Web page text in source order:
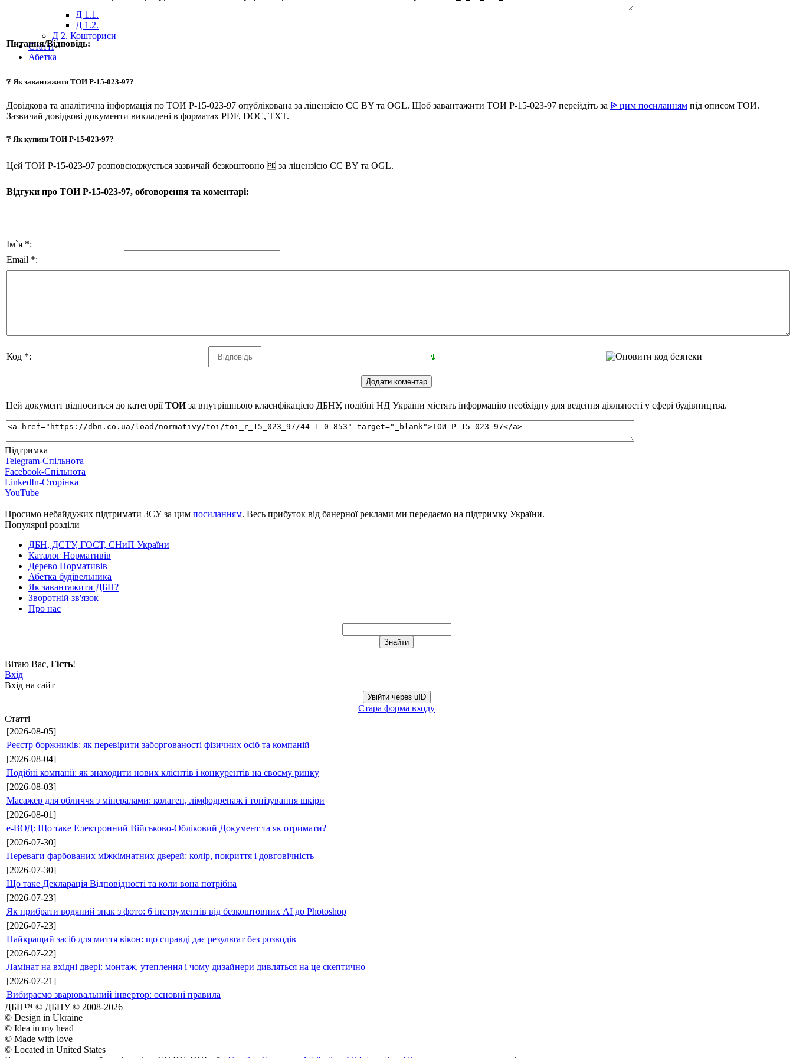
Д 1. Нормування
Д 1.1.
Д 1.2.
Д 2. Кошториси
Статті
Абетка
Питання/Відповідь:
❔ Як завантажити ТОИ Р-15-023-97?
Довідкова та аналітична інформація по ТОИ Р-15-023-97 опублікована за ліцензією CC BY та OGL. Щоб завантажити ТОИ Р-15-023-97 перейдіть за ᐉ цим посиланням під описом ТОИ.
Зазвичай довідкові документи викладені в форматах PDF, DOC, TXT.
❔ Як купити ТОИ Р-15-023-97?
Цей ТОИ Р-15-023-97 розповсюджується зазвичай безкоштовно 🆓 за ліцензією CC BY та OGL.
Відгуки про ТОИ Р-15-023-97, обговорення та коментарі:
Ім`я *:
Email *:
Код *:
Цей документ відноситься до категоріїТОИза внутрішньою класифікацією ДБНУ, подібні НД України містять інформацію необхідну для ведення діяльності у сфері будівництва.
Підтримка
Telegram-Спільнота
Facebook-Спільнота
LinkedIn-Сторінка
YouTube
Просимо небайдужих підтримати ЗСУ за цим посиланням. Весь прибуток від банерної реклами ми передаємо на підтримку України.
Популярні розділи
ДБН, ДСТУ, ГОСТ, СНиП України
Каталог Нормативів
Дерево Нормативів
Абетка будівельника
Як завантажити ДБН?
Зворотній зв'язок
Про нас
Вітаю Вас, Гість!
Вхід
Вхід на сайт
Увійти через uID
Стара форма входу
Статті
[2026-08-05]
Реєстр боржників: як перевірити заборгованості фізичних осіб та компаній
[2026-08-04]
Подібні компанії: як знаходити нових клієнтів і конкурентів на своєму ринку
[2026-08-03]
Масажер для обличчя з мінералами: колаген, лімфодренаж і тонізування шкіри
[2026-08-01]
е-ВОД: Що таке Електронний Військово-Обліковий Документ та як отримати?
[2026-07-30]
Переваги фарбованих міжкімнатних дверей: колір, покриття і довговічність
[2026-07-30]
Що таке Декларація Відповідності та коли вона потрібна
[2026-07-23]
Як прибрати водяний знак з фото: 6 інструментів від безкоштовних AI до Photoshop
[2026-07-23]
Найкращий засіб для миття вікон: що справді дає результат без розводів
[2026-07-22]
Ламінат на вхідні двері: монтаж, утеплення і чому дизайнери дивляться на це скептично
[2026-07-21]
Вибираємо зварювальний інвертор: основні правила
ДБН™ © ДБНУ © 2008-2026
© Design in Ukraine
© Idea in my head
© Made with love
© Located in United States